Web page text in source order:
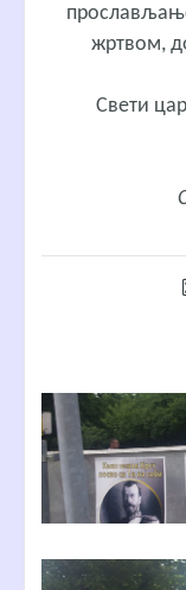
жртвом,
Свети